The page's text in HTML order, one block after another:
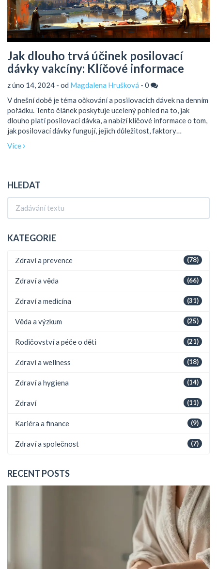
Jak dlouho trvá účinek posilovací
dávky vakcíny: Klíčové informace
z úno 14, 2024 - od Magdalena Hrušková - 0
V dnešní době je téma očkování a posilovacích dávek na denním
pořádku. Tento článek poskytuje ucelený pohled na to, jak
dlouho platí posilovací dávka, a nabízí klíčové informace o tom,
jak posilovací dávky fungují, jejich důležitost, faktory
jak zůstat v bezpečí.
Více
HLEDAT
KATEGORIE
(78)
Zdraví a prevence
(66)
Zdraví a věda
(31)
Zdraví a medicína
(25)
Věda a výzkum
(21)
Rodičovství a péče o děti
(18)
Zdraví a wellness
(14)
Zdraví a hygiena
(11)
Zdraví
(9)
Kariéra a finance
(7)
Zdraví a společnost
RECENT POSTS